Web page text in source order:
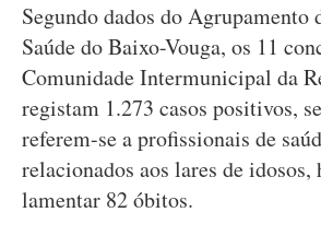
Segundo dados do Agrupamento
Saúde do Baixo-Vouga, os 11
Comunidade Intermunicipal da
registam 1.273 casos positivos,
referem-se a profissionais de
relacionados aos lares de idosos,
lamentar 82 óbitos.